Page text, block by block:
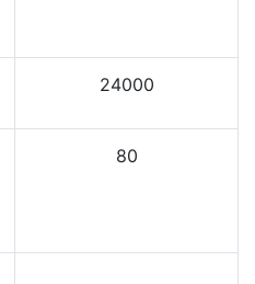
24000
80